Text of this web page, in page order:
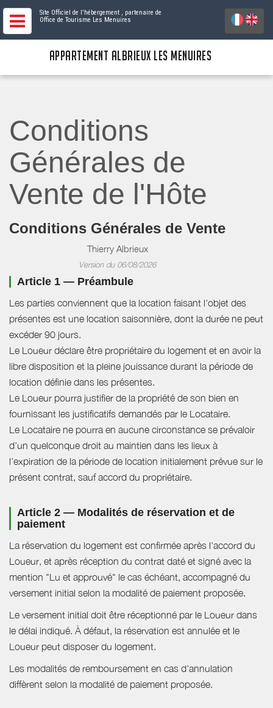
Site Officiel de l'hébergement , partenaire de
Office de Tourisme Les Menuires
APPARTEMENT ALBRIEUX LES MENUIRES
Conditions
Générales de
Vente de l'Hôte
Conditions Générales de Vente
Thierry Albrieux
Version du 06/08/2026
Article 1 — Préambule
Les parties conviennent que la location faisant l'objet des
présentes est une location saisonnière, dont la durée ne peut
excéder 90 jours.
Le Loueur déclare être propriétaire du logement et en avoir la
libre disposition et la pleine jouissance durant la période de
location définie dans les présentes.
Le Loueur pourra justifier de la propriété de son bien en
fournissant les justificatifs demandés par le Locataire.
Le Locataire ne pourra en aucune circonstance se prévaloir
d’un quelconque droit au maintien dans les lieux à
l’expiration de la période de location initialement prévue sur le
présent contrat, sauf accord du propriétaire.
Article 2 — Modalités de réservation et de
paiement
La réservation du logement est confirmée après l'accord du
Loueur, et après réception du contrat daté et signé avec la
mention "Lu et approuvé" le cas échéant, accompagné du
versement initial selon la modalité de paiement proposée.
Le versement initial doit être réceptionné par le Loueur dans
le délai indiqué. À défaut, la réservation est annulée et le
Loueur peut disposer du logement.
Les modalités de remboursement en cas d'annulation
diffèrent selon la modalité de paiement proposée.